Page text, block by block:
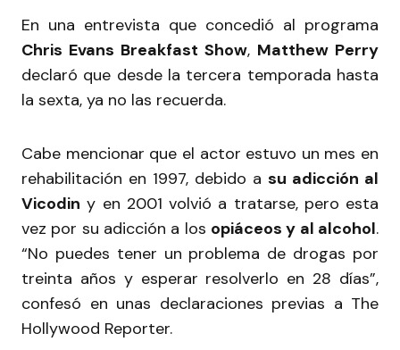
En una entrevista que concedió al programa
Chris Evans Breakfast Show, Matthew Perry
declaró que desde la tercera temporada hasta
la sexta, ya no las recuerda.
Cabe mencionar que el actor estuvo un mes en
rehabilitación en 1997, debido a su adicción al
Vicodin y en 2001 volvió a tratarse, pero esta
vez por su adicción a los opiáceos y al alcohol.
“No puedes tener un problema de drogas por
treinta años y esperar resolverlo en 28 días”,
confesó en unas declaraciones previas a The
Hollywood Reporter.